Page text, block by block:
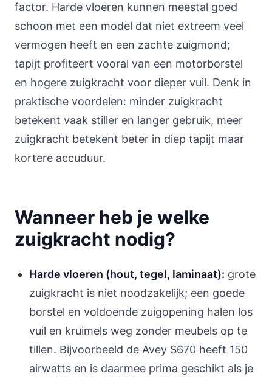
factor. Harde vloeren kunnen meestal goed
schoon met een model dat niet extreem veel
vermogen heeft en een zachte zuigmond;
tapijt profiteert vooral van een motorborstel
en hogere zuigkracht voor dieper vuil. Denk in
praktische voordelen: minder zuigkracht
betekent vaak stiller en langer gebruik, meer
zuigkracht betekent beter in diep tapijt maar
kortere accuduur.
Wanneer heb je welke
zuigkracht nodig?
Harde vloeren (hout, tegel, laminaat): grote
zuigkracht is niet noodzakelijk; een goede
borstel en voldoende zuigopening halen los
vuil en kruimels weg zonder meubels op te
tillen. Bijvoorbeeld de Avey S670 heeft 150
airwatts en is daarmee prima geschikt als je